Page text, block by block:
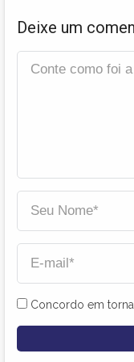
Deixe um
Concordo em